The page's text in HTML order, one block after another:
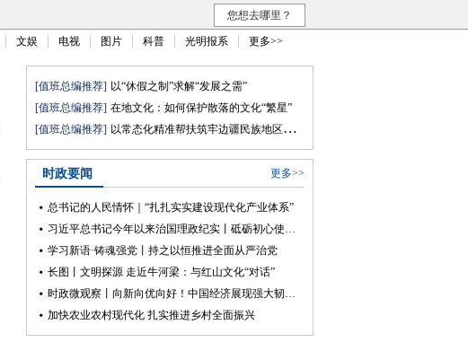
您想去哪里？
文娱 电视 图片 科普 光明报系 更多>>